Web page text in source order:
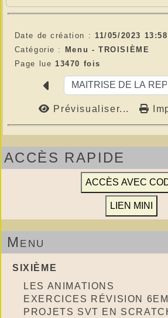
ACCÈS RAPIDE
Menu
SIXIÈME
LES ANIMATIONS
EXERCICES RÉVISION
PROJETS SVT EN
Date de création : 11/05/2023 13:58
Catégorie : Menu - TROISIÈME
Page lue 13470 fois
Prévisualiser...